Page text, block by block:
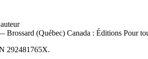
Brossard (Québec) Canada : Éditions Pour
292481765X.